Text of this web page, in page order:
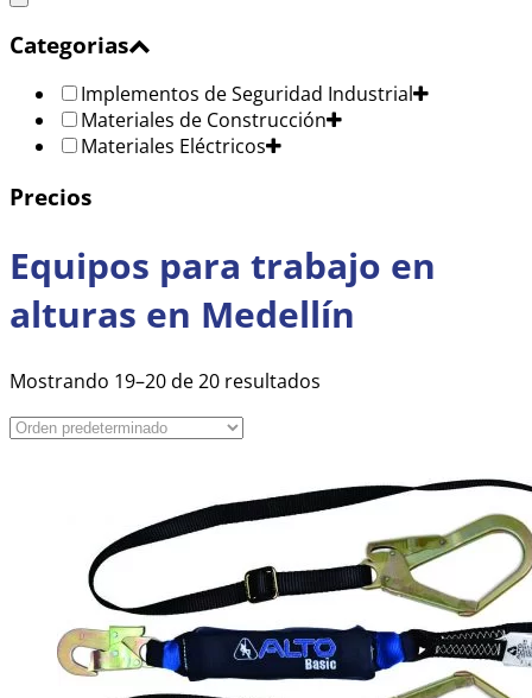
Categorias
Implementos de Seguridad Industrial
Materiales de Construcción
Materiales Eléctricos
Precios
Equipos para trabajo en
alturas en Medellín
Mostrando 19–20 de 20 resultados